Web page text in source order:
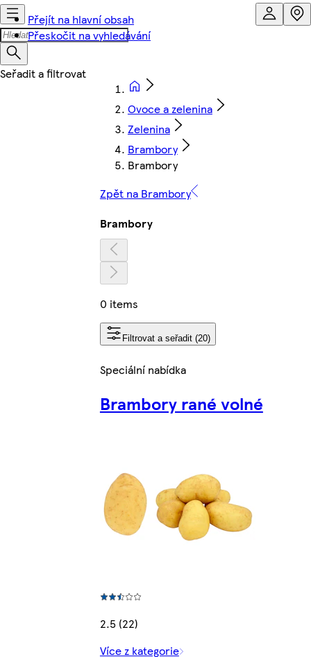
Přejít na hlavní obsah
Přeskočit na vyhledávání
Ovoce a zelenina
Zelenina
Brambory
Brambory
Zpět na Brambory
Brambory
0 items
Filtrovat a seřadit (20)
Speciální nabídka
Brambory rané volné
2.5 (22)
Více z kategorie